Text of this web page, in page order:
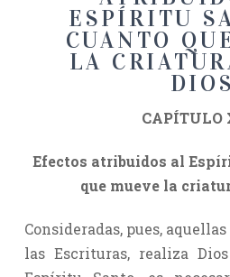
ESPÍRITU
CUANTO
LA
DIOS
CAPÍTULO
Efectos atribuidos al
que mueve la
Consideradas, pues,
las Escrituras, realiza